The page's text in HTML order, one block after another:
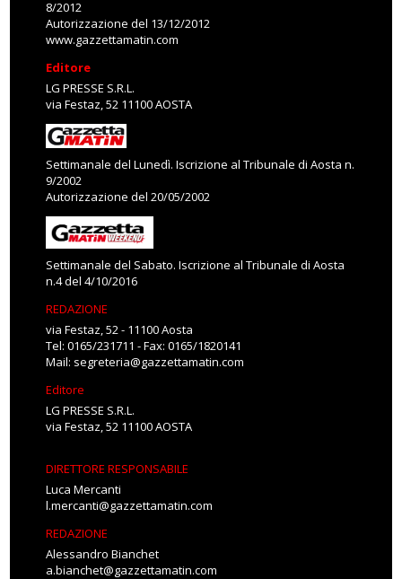
8/2012
Autorizzazione del 13/12/2012
www.gazzettamatin.com
Editore
LG PRESSE S.R.L.
via Festaz, 52 11100 AOSTA
Settimanale del Lunedì. Iscrizione al Tribunale di Aosta n.
9/2002
Autorizzazione del 20/05/2002
Settimanale del Sabato. Iscrizione al Tribunale di Aosta
n.4 del 4/10/2016
REDAZIONE
via Festaz, 52 - 11100 Aosta
Tel: 0165/231711 - Fax: 0165/1820141
Mail: segreteria@gazzettamatin.com
Editore
LG PRESSE S.R.L.
via Festaz, 52 11100 AOSTA
DIRETTORE RESPONSABILE
Luca Mercanti
l.mercanti@gazzettamatin.com
REDAZIONE
Alessandro Bianchet
a.bianchet@gazzettamatin.com